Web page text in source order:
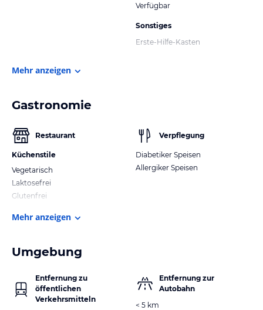
Verfügbar
Sonstiges
Erste-Hilfe-Kasten
Mehr anzeigen
Gastronomie
Restaurant
Küchenstile
Vegetarisch
Laktosefrei
Glutenfrei
Verpflegung
Diabetiker Speisen
Allergiker Speisen
Mehr anzeigen
Umgebung
Entfernung zu
öffentlichen
Verkehrsmitteln
Entfernung zur
Autobahn
< 5 km